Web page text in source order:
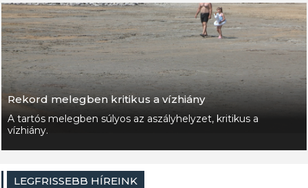
Rekord melegben kritikus a vízhiány
A tartós melegben súlyos az aszályhelyzet, kritikus a
vízhiány.
LEGFRISSEBB HÍREINK